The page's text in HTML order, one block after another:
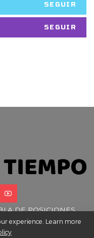
SEGUIR
SEGUIR
DE POSICIONES
experience. Learn more